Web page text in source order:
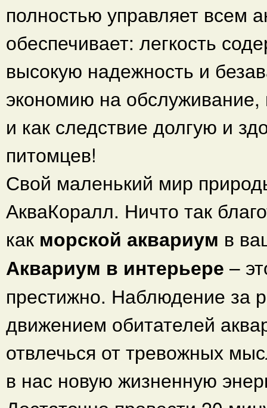
полностью управляет всем
обеспечивает: легкость
высокую надежность и
экономию на обслуживание,
и как следствие долгую и
питомцев!
Свой маленький мир
АкваКоралл. Ничто так
как морской аквариум в
Аквариум в интерьере –
престижно. Наблюдение за
движением обитателей
отвлечься от тревожных
в нас новую жизненную